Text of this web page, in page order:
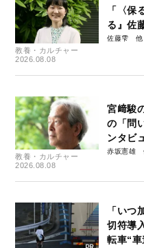
教養・カルチャー
2026.08.08
「〈保
る』佐
佐藤雫
教養・カルチャー
2026.08.08
宮﨑駿
の「問
ンタビ
赤坂憲雄
「い
切符導
転車“